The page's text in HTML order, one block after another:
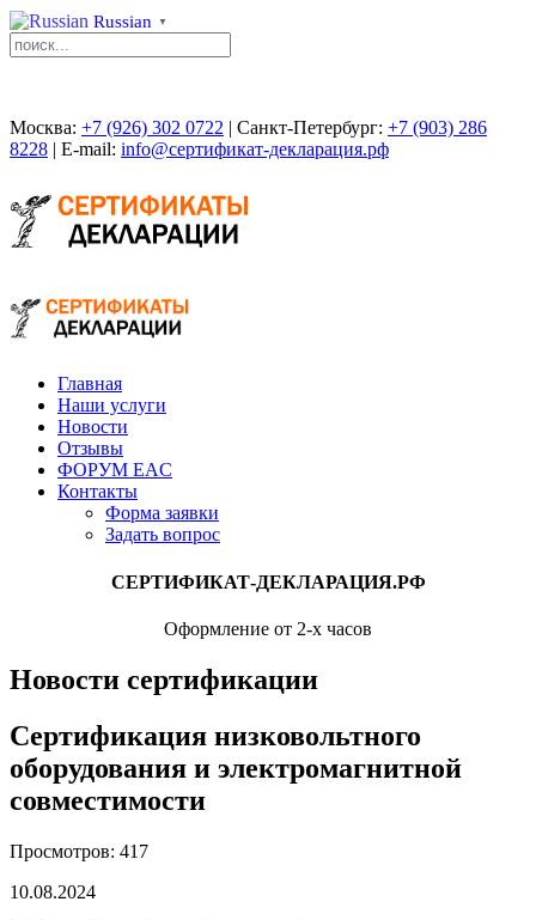
Russian ▼
Москва: +7 (926) 302 0722 | Санкт-Петербург: +7 (903) 286
8228 | E-mail: info@сертификат-декларация.рф
Главная
Наши услуги
Новости
Отзывы
ФОРУМ EAC
Контакты
Форма заявки
Задать вопрос
СЕРТИФИКАТ-ДЕКЛАРАЦИЯ.РФ
Оформление от 2-х часов
Новости сертификации
Сертификация низковольтного
оборудования и электромагнитной
совместимости
Просмотров: 417
10.08.2024